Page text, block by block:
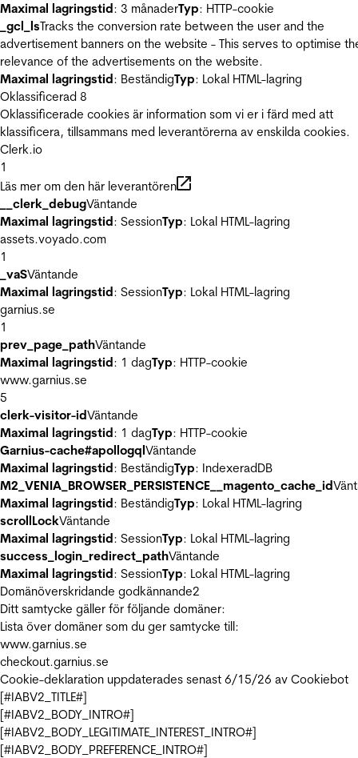
Maximal lagringstid: 3 månaderTyp: HTTP-cookie
_gcl_lsTracks the conversion rate between the user and the
advertisement banners on the website - This serves to optimise
relevance of the advertisements on the website.
Maximal lagringstid: BeständigTyp: Lokal HTML-lagring
Oklassificerad 8
Oklassificerade cookies är information som vi er i färd med att
klassificera, tillsammans med leverantörerna av enskilda cookies.
Clerk.io
1
Läs mer om den här leverantören
__clerk_debugVäntande
Maximal lagringstid: SessionTyp: Lokal HTML-lagring
assets.voyado.com
1
_vaSVäntande
Maximal lagringstid: SessionTyp: Lokal HTML-lagring
garnius.se
1
prev_page_pathVäntande
Maximal lagringstid: 1 dagTyp: HTTP-cookie
www.garnius.se
5
clerk-visitor-idVäntande
Maximal lagringstid: 1 dagTyp: HTTP-cookie
Garnius-cache#apollogqlVäntande
Maximal lagringstid: BeständigTyp: IndexeradDB
M2_VENIA_BROWSER_PERSISTENCE__magento_cache_id
Maximal lagringstid: BeständigTyp: Lokal HTML-lagring
scrollLockVäntande
Maximal lagringstid: SessionTyp: Lokal HTML-lagring
success_login_redirect_pathVäntande
Maximal lagringstid: SessionTyp: Lokal HTML-lagring
Domänöverskridande godkännande2
Ditt samtycke gäller för följande domäner:
Lista över domäner som du ger samtycke till:
www.garnius.se
checkout.garnius.se
Cookie-deklaration uppdaterades senast 6/15/26 av Cookiebot
[#IABV2_TITLE#]
[#IABV2_BODY_INTRO#]
[#IABV2_BODY_LEGITIMATE_INTEREST_INTRO#]
[#IABV2_BODY_PREFERENCE_INTRO#]